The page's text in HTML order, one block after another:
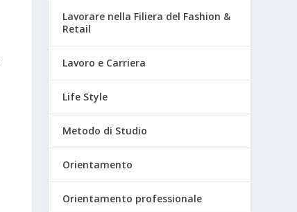
Lavorare nella Filiera del Fashion &
Retail
Lavoro e Carriera
Life Style
Metodo di Studio
Orientamento
Orientamento professionale